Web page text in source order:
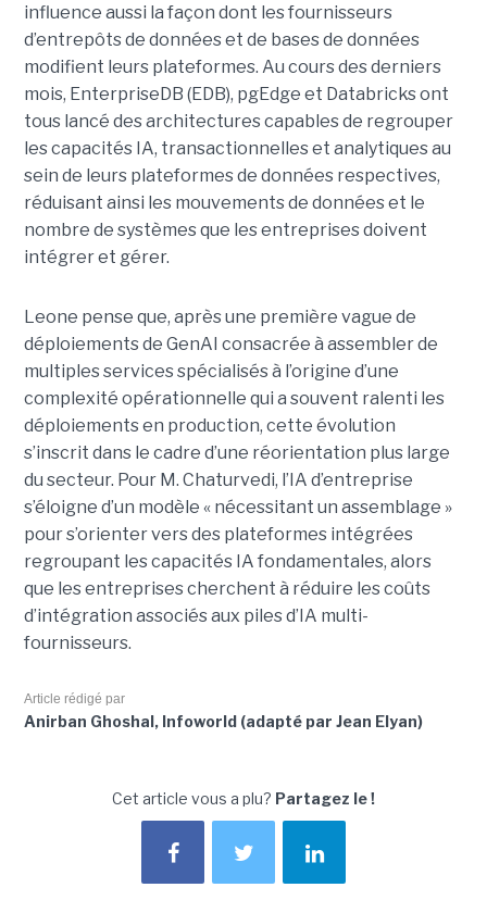
influence aussi la façon dont les fournisseurs
d’entrepôts de données et de bases de données
modifient leurs plateformes. Au cours des derniers
mois, EnterpriseDB (EDB), pgEdge et Databricks ont
tous lancé des architectures capables de regrouper
les capacités IA, transactionnelles et analytiques au
sein de leurs plateformes de données respectives,
réduisant ainsi les mouvements de données et le
nombre de systèmes que les entreprises doivent
intégrer et gérer.
Leone pense que, après une première vague de
déploiements de GenAI consacrée à assembler de
multiples services spécialisés à l’origine d’une
complexité opérationnelle qui a souvent ralenti les
déploiements en production, cette évolution
s’inscrit dans le cadre d’une réorientation plus large
du secteur. Pour M. Chaturvedi, l’IA d’entreprise
s’éloigne d’un modèle « nécessitant un assemblage »
pour s’orienter vers des plateformes intégrées
regroupant les capacités IA fondamentales, alors
que les entreprises cherchent à réduire les coûts
d’intégration associés aux piles d’IA multi-
fournisseurs.
Article rédigé par
Anirban Ghoshal, Infoworld (adapté par Jean Elyan)
Cet article vous a plu? Partagez le !